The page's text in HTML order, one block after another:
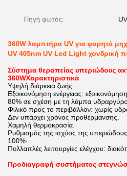
Πηγή φωτός:
360W λαμπτήρα UV για φορητό
UV 405nm UV Led Light χονδρική
Σύστημα θεραπείας υπεριώδους
360WΧαρακτηριστικά
Υψηλή διάρκεια ζωής.
Εξοικονόμηση ενέργειας:
80% σε σχέση με τη λάμπα
Φιλικό προς το περιβάλλον: χωρίς
Δεν υπάρχει χρόνος προθέρμανσης.
Χαμηλή θερμοκρασία.
Ρυθμισμός της ισχύος της
100%·
Πολλαπλές λειτουργίες ελέγχου:
Προδιαγραφή συστήματος